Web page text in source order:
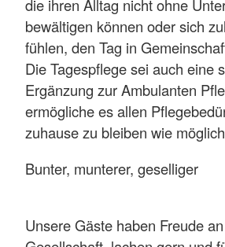
die ihren Alltag nicht ohne
bewältigen können oder sich
fühlen, den Tag in
Die Tagespflege sei auch eine
Ergänzung zur Ambulanten
ermögliche es allen
zuhause zu bleiben wie
Bunter, munterer, geselliger
Unsere Gäste haben Freude